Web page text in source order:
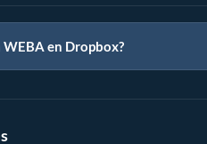
en Dropbox?